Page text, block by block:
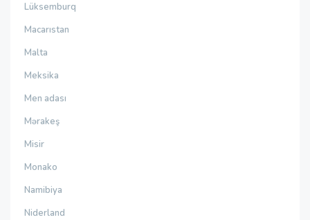
Lüksemburq
Macarıstan
Malta
Meksika
Men adası
Mərakeş
Misir
Monako
Namibiya
Niderland